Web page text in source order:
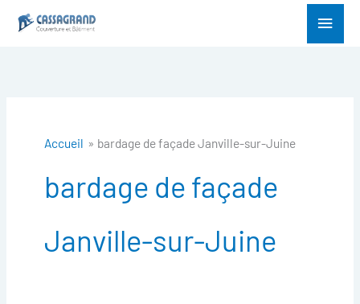
Menu
Accueil bardage de façade Janville-sur-Juine
bardage de façade
Janville-sur-Juine